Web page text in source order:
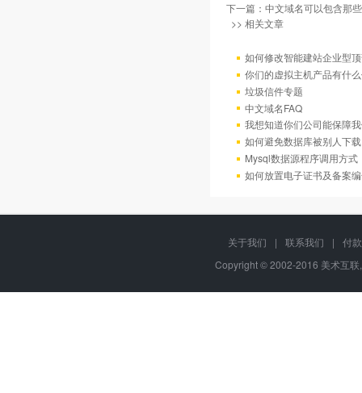
下一篇： 中文域名可以包含那
>> 相关文章
如何修改智能建站企业型
你们的虚拟主机产品有什
垃圾信件专题
中文域名FAQ
我想知道你们公司能保障
如何避免数据库被别人下
Mysql数据源程序调用方
如何放置电子证书及备案
关于我们 | 联系我们 |
付
Copyright © 2002-2016 美术互